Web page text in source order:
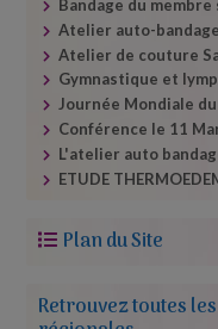
Bandage du
Atelier auto-​
Atelier de couture
Gymnastique et
Journée Mondiale
Conférence le 11
L'atelier auto
ETUDE
Plan du Site
Retrouvez toutes